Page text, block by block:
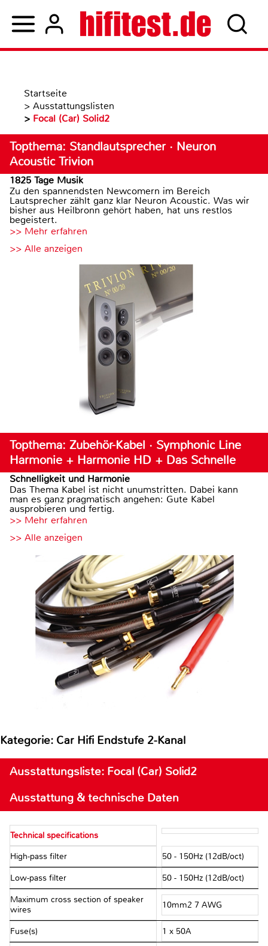
Startseite
> Ausstattungslisten
> Focal (Car) Solid2
Topthema: Standlautsprecher · Neuron
Acoustic Trivion
1825 Tage Musik
Zu den spannendsten Newcomern im Bereich
Lautsprecher zählt ganz klar Neuron Acoustic. Was wir
bisher aus Heilbronn gehört haben, hat uns restlos
begeistert.
>> Mehr erfahren
>> Alle anzeigen
Topthema: Zubehör-Kabel · Symphonic Line
Harmonie + Harmonie HD + Das Schnelle
Schnelligkeit und Harmonie
Das Thema Kabel ist nicht unumstritten. Dabei kann
man es ganz pragmatisch angehen: Gute Kabel
ausprobieren und fertig.
>> Mehr erfahren
>> Alle anzeigen
Kategorie: Car Hifi Endstufe 2-Kanal
Ausstattungsliste: Focal (Car) Solid2
Ausstattung & technische Daten
Technical specifications
High-pass filter 50 - 150Hz (12dB/oct)
Low-pass filter 50 - 150Hz (12dB/oct)
Maximum cross section of speaker
wires
10mm2 7 AWG
Fuse(s) 1 x 50A